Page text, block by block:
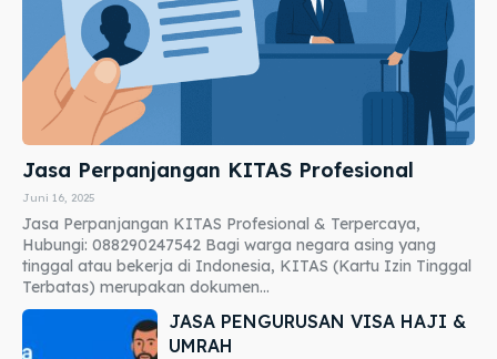
Jasa Perpanjangan KITAS Profesional
Juni 16, 2025
Jasa Perpanjangan KITAS Profesional & Terpercaya,
Hubungi: 088290247542 Bagi warga negara asing yang
tinggal atau bekerja di Indonesia, KITAS (Kartu Izin Tinggal
Terbatas) merupakan dokumen...
JASA PENGURUSAN VISA HAJI &
UMRAH